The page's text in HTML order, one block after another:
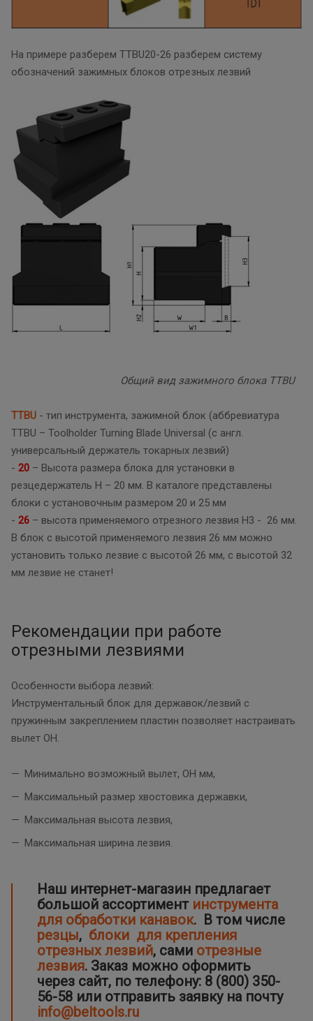
На примере разберем TTBU20-26 разберем систему
обозначений зажимных блоков отрезных лезвий
Общий вид зажимного блока TTBU
TTBU - тип инструмента, зажимной блок (аббревиатура
TTBU – Toolholder Turning Blade Universal (с англ.
универсальный держатель токарных лезвий)
- 20 – Высота размера блока для установки в
резцедержатель H – 20 мм. В каталоге представлены
блоки с установочным размером 20 и 25 мм
- 26 – высота применяемого отрезного лезвия Н3 - 26 мм.
В блок с высотой применяемого лезвия 26 мм можно
установить только лезвие с высотой 26 мм, с высотой 32
мм лезвие не станет!
Рекомендации при работе
отрезными лезвиями
Особенности выбора лезвий:
Инструментальный блок для державок/лезвий с
пружинным закреплением пластин позволяет настраивать
вылет OH.
Минимально возможный вылет, OH мм,
Максимальный размер хвостовика державки,
Максимальная высота лезвия,
Максимальная ширина лезвия.
Наш интернет-магазин предлагает
большой ассортимент инструмента
для обработки канавок. В том числе
резцы, блоки для крепления
отрезных лезвий, сами отрезные
лезвия. Заказ можно оформить
через сайт, по телефону: 8 (800) 350-
56-58 или отправить заявку на почту
info@beltools.ru